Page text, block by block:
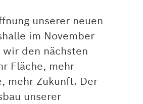
unserer neuen
im November
wir den nächsten
Fläche, mehr
mehr Zukunft. Der
unserer